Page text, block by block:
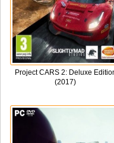
Project CARS 2: Deluxe
(2017)